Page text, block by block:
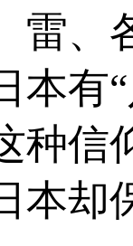
雷、
本有
种信
本却